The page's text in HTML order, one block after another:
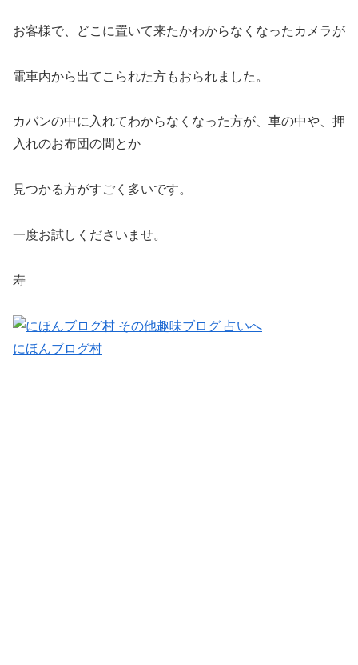
お客様で、どこに置いて来たかわからなくなったカメラが
電車内から出てこられた方もおられました。
カバンの中に入れてわからなくなった方が、車の中や、押
入れのお布団の間とか
見つかる方がすごく多いです。
一度お試しくださいませ。
寿
にほんブログ村